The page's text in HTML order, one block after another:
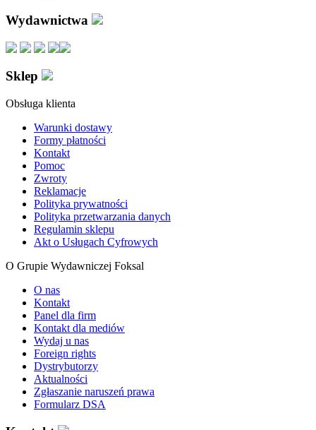
Wydawnictwa
Sklep
Obsługa klienta
Warunki dostawy
Formy płatności
Kontakt
Pomoc
Zwroty
Reklamacje
Polityka prywatności
Polityka przetwarzania danych
Regulamin sklepu
Akt o Usługach Cyfrowych
O Grupie Wydawniczej Foksal
O nas
Kontakt
Panel dla firm
Kontakt dla mediów
Wydaj u nas
Foreign rights
Dystrybutorzy
Aktualności
Zgłaszanie naruszeń prawa
Formularz DSA